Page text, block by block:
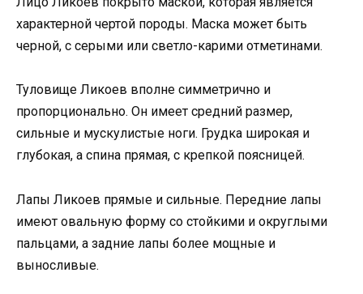
характерной чертой породы. Маска может быть
черной, с серыми или светло-карими отметинами.
Туловище Ликоев вполне симметрично и
пропорционально. Он имеет средний размер,
сильные и мускулистые ноги. Грудка широкая и
глубокая, а спина прямая, с крепкой поясницей.
Лапы Ликоев прямые и сильные. Передние лапы
имеют овальную форму со стойкими и округлыми
пальцами, а задние лапы более мощные и
выносливые.